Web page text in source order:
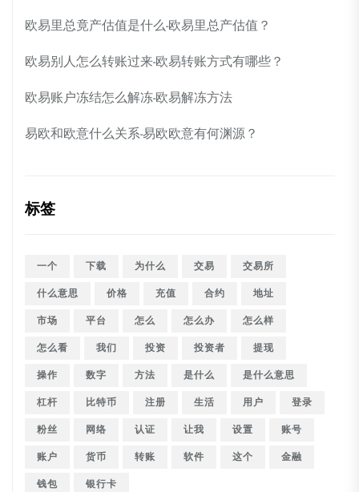
欧易里总竟产估值是什么-欧易里总产估值？
欧易别人怎么转账过来-欧易转账方式有哪些？
欧易账户冻结怎么解冻-欧易解冻方法
易欧和欧意什么关系-易欧欧意有何渊源？
标签
一个 下载 为什么 交易
交易所
什么意思
价格 充值 合约
地址
市场
平台 怎么 怎么办
怎么样
怎么看
我们 投资 投资者
提现
操作
数字 方法 是什么
是什么意思
杠杆
比特币 注册 生活 用户
登录
粉丝
网络 认证 让我 设置
账号
账户
货币 转账 软件 这个
金融
钱包
银行卡